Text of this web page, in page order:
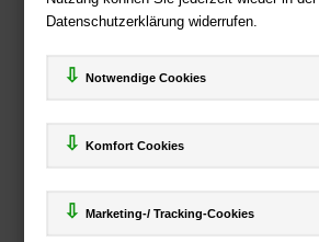
Datenschutzerklärung widerrufen.
Notwendige Cookies
Komfort Cookies
Marketing-/ Tracking-Cookies